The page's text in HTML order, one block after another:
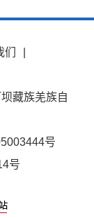
藏族羌族自
号
号